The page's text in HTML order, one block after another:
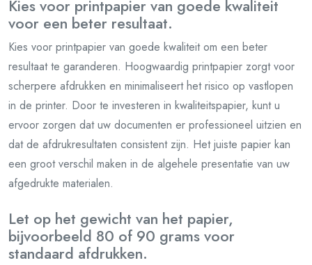
Kies voor printpapier van goede kwaliteit
voor een beter resultaat.
Kies voor printpapier van goede kwaliteit om een beter
resultaat te garanderen. Hoogwaardig printpapier zorgt voor
scherpere afdrukken en minimaliseert het risico op vastlopen
in de printer. Door te investeren in kwaliteitspapier, kunt u
ervoor zorgen dat uw documenten er professioneel uitzien en
dat de afdrukresultaten consistent zijn. Het juiste papier kan
een groot verschil maken in de algehele presentatie van uw
afgedrukte materialen.
Let op het gewicht van het papier,
bijvoorbeeld 80 of 90 grams voor
standaard afdrukken.